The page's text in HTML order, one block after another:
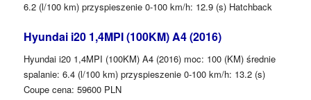
6.2 (l/100 km) przyspieszenie 0-100 km/h: 12.9 (s) Hatchback
Hyundai i20 1,4MPI (100KM) A4 (2016)
Hyundai i20 1,4MPI (100KM) A4 (2016) moc: 100 (KM) średnie
spalanie: 6.4 (l/100 km) przyspieszenie 0-100 km/h: 13.2 (s)
Coupe cena: 59600 PLN